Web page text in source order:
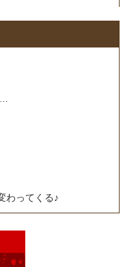
…
わってくる♪